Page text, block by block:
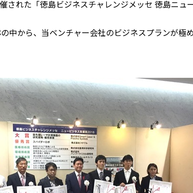
された「徳島ビジネスチャレンジメッセ 徳島ニュ
中から、当ベンチャー会社のビジネスプランが極